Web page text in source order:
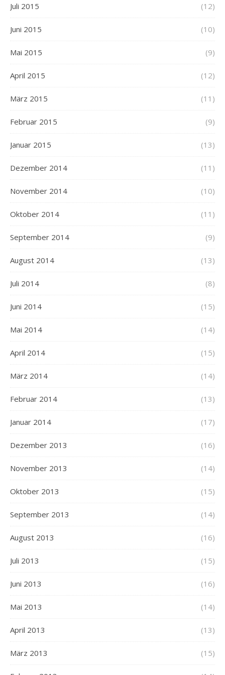
Juli 2015 (12)
Juni 2015 (10)
Mai 2015 (9)
April 2015 (12)
März 2015 (11)
Februar 2015 (9)
Januar 2015 (13)
Dezember 2014 (11)
November 2014 (10)
Oktober 2014 (11)
September 2014 (9)
August 2014 (13)
Juli 2014 (8)
Juni 2014 (15)
Mai 2014 (14)
April 2014 (15)
März 2014 (14)
Februar 2014 (13)
Januar 2014 (17)
Dezember 2013 (16)
November 2013 (14)
Oktober 2013 (15)
September 2013 (14)
August 2013 (16)
Juli 2013 (15)
Juni 2013 (16)
Mai 2013 (14)
April 2013 (13)
März 2013 (15)